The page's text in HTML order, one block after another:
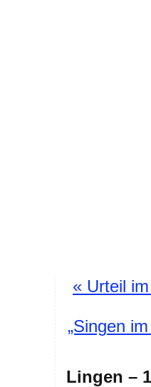
« Urteil
„Singen
Lingen –